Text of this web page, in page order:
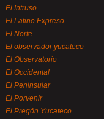
El Intruso
El Latino Expreso
El Norte
El observador yucateco
El Observatorio
El Occidental
El Peninsular
El Porvenir
El Pregón Yucateco